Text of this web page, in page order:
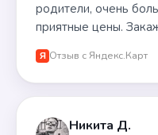
родители, очень
приятные цены.
Я Отзыв с Яндекс.Карт
Никита Д.